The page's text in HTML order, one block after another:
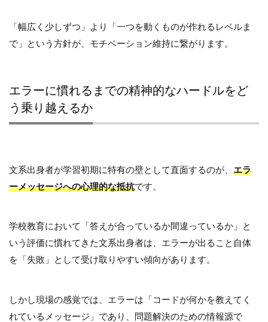
「幅広く少しずつ」より「一つを動くものが作れるレベルま
で」という方針が、モチベーション維持に繋がります。
エラーに慣れるまでの精神的なハードルをど
う乗り越えるか
文系出身者が学習初期に特有の壁として直面するのが、 エラ
ーメッセージへの心理的な抵抗です。
学校教育において「答えが合っているか間違っているか」と
いう評価に慣れてきた文系出身者は、エラーが出ること自体
を「失敗」として受け取りやすい傾向があります。
しかし現場の感覚では、エラーは「コードが何かを教えてく
れているメッセージ」であり、問題解決のための情報源で